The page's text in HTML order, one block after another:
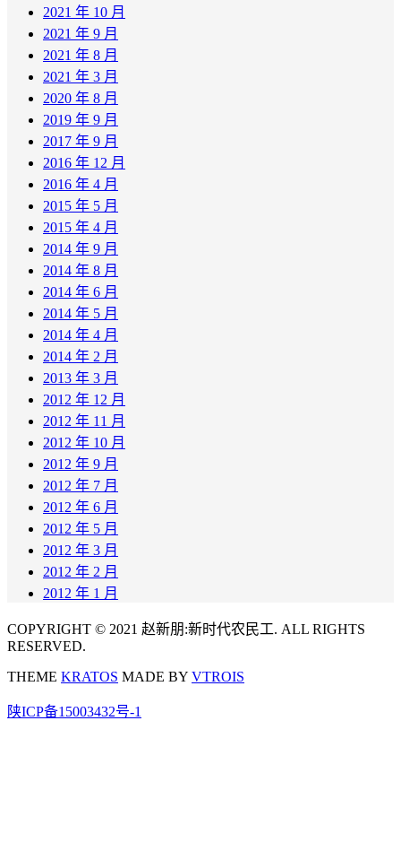
2021 年 10 月
2021 年 9 月
2021 年 8 月
2021 年 3 月
2020 年 8 月
2019 年 9 月
2017 年 9 月
2016 年 12 月
2016 年 4 月
2015 年 5 月
2015 年 4 月
2014 年 9 月
2014 年 8 月
2014 年 6 月
2014 年 5 月
2014 年 4 月
2014 年 2 月
2013 年 3 月
2012 年 12 月
2012 年 11 月
2012 年 10 月
2012 年 9 月
2012 年 7 月
2012 年 6 月
2012 年 5 月
2012 年 3 月
2012 年 2 月
2012 年 1 月
COPYRIGHT © 2021 赵新朋:新时代农民工. ALL RIGHTS
RESERVED.
THEME KRATOS MADE BY VTROIS
陕ICP备15003432号-1